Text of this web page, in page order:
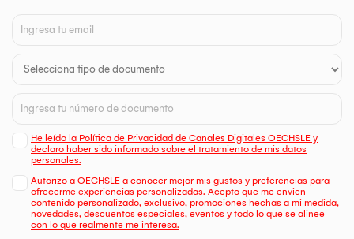
He leído la Política de Privacidad de Canales Digitales OECHSLE y
declaro haber sido informado sobre el tratamiento de mis datos
personales.
Autorizo a OECHSLE a conocer mejor mis gustos y preferencias para
ofrecerme experiencias personalizadas. Acepto que me envien
contenido personalizado, exclusivo, promociones hechas a mi medida,
novedades, descuentos especiales, eventos y todo lo que se alinee
con lo que realmente me interesa.